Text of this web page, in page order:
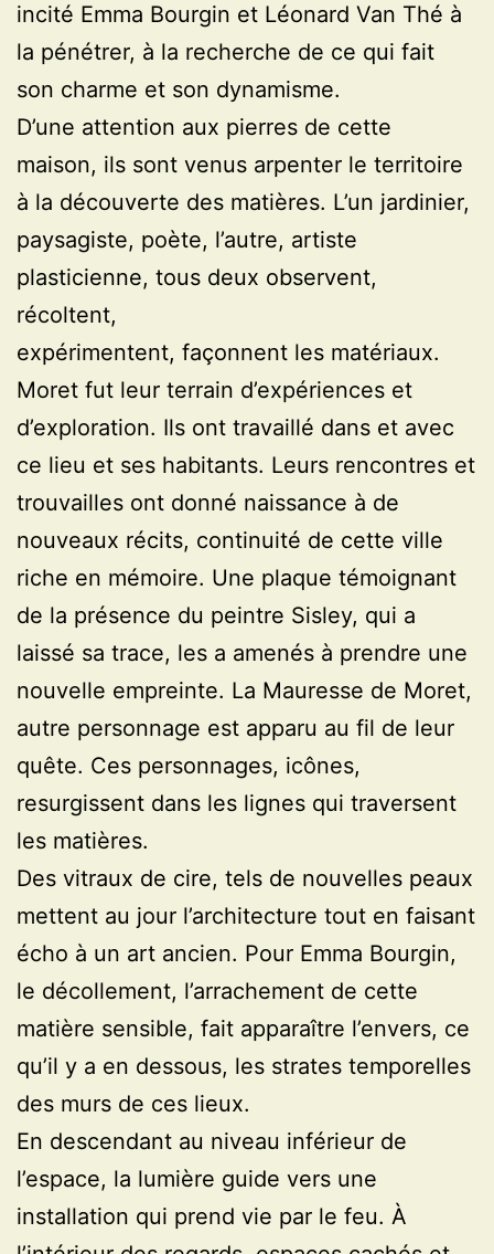
incité Emma Bourgin et Léonard Van Thé à
la pénétrer, à la recherche de ce qui fait
son charme et son dynamisme.
D’une attention aux pierres de cette
maison, ils sont venus arpenter le territoire
à la découverte des matières. L’un jardinier,
paysagiste, poète, l’autre, artiste
plasticienne, tous deux observent,
récoltent,
expérimentent, façonnent les matériaux.
Moret fut leur terrain d’expériences et
d’exploration. Ils ont travaillé dans et avec
ce lieu et ses habitants. Leurs rencontres et
trouvailles ont donné naissance à de
nouveaux récits, continuité de cette ville
riche en mémoire. Une plaque témoignant
de la présence du peintre Sisley, qui a
laissé sa trace, les a amenés à prendre une
nouvelle empreinte. La Mauresse de Moret,
autre personnage est apparu au fil de leur
quête. Ces personnages, icônes,
resurgissent dans les lignes qui traversent
les matières.
Des vitraux de cire, tels de nouvelles peaux
mettent au jour l’architecture tout en faisant
écho à un art ancien. Pour Emma Bourgin,
le décollement, l’arrachement de cette
matière sensible, fait apparaître l’envers, ce
qu’il y a en dessous, les strates temporelles
des murs de ces lieux.
En descendant au niveau inférieur de
l’espace, la lumière guide vers une
installation qui prend vie par le feu. À